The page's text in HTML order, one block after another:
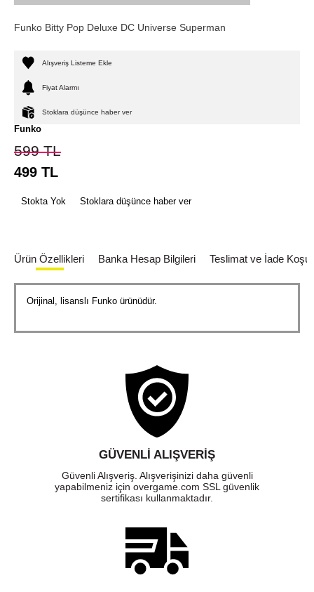
Funko Bitty Pop Deluxe DC Universe Superman
Alışveriş Listeme Ekle
Fiyat Alarmı
Stoklara düşünce haber ver
Funko
599TL
499 TL
Stokta Yok Stoklara düşünce haber ver
Ürün Özellikleri Banka Hesap Bilgileri Teslimat ve İade
Orijinal, lisanslı Funko ürünüdür.
GÜVENLI ALIŞVERIŞ
Güvenli Alışveriş. Alışverişinizi daha güvenli
yapabilmeniz için overgame.com SSL güvenlik
sertifikası kullanmaktadır.